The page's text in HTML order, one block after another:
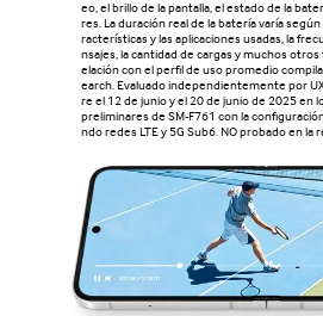
eo, el brillo de la pantalla, el estado de la
res. La duración real de la batería varía
racterísticas y las aplicaciones usadas, la
nsajes, la cantidad de cargas y muchos
elación con el perfil de uso promedio
earch. Evaluado independientemente por
re el 12 de junio y el 20 de junio de 2025 en
preliminares de SM-F761 con la
ndo redes LTE y 5G Sub6. NO probado en la